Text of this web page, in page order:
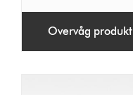
Overvåg produkt